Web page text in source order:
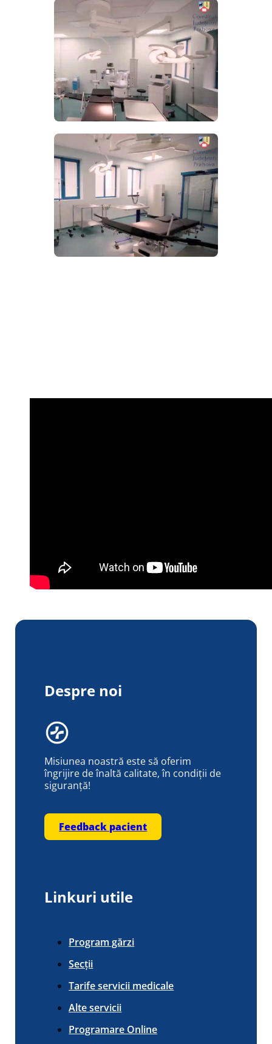
Despre noi
Misiunea noastră este să oferim
îngrijire de înaltă calitate, în condiții de
siguranță!
Feedback pacient
Linkuri utile
Program gărzi
Secții
Tarife servicii medicale
Alte servicii
Programare Online